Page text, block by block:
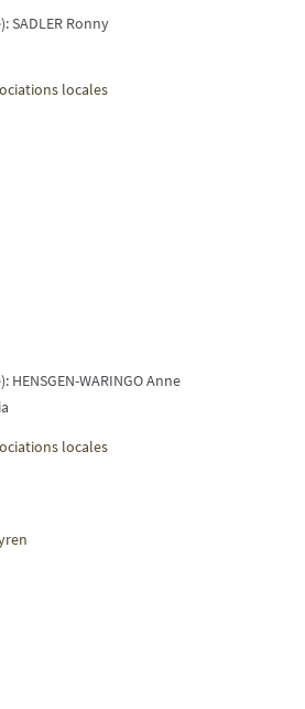
SADLER Ronny
locales
HENSGEN-WARINGO Anne
locales